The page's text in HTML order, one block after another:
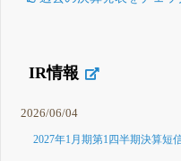
IR情報
2026/06/04
2027年1月期第1四半期決算短